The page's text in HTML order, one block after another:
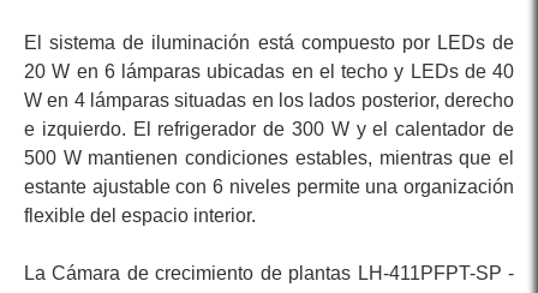
El sistema de iluminación está compuesto por LEDs de
20 W en 6 lámparas ubicadas en el techo y LEDs de 40
W en 4 lámparas situadas en los lados posterior, derecho
e izquierdo. El refrigerador de 300 W y el calentador de
500 W mantienen condiciones estables, mientras que el
estante ajustable con 6 niveles permite una organización
flexible del espacio interior.
La Cámara de crecimiento de plantas LH-411PFPT-SP -